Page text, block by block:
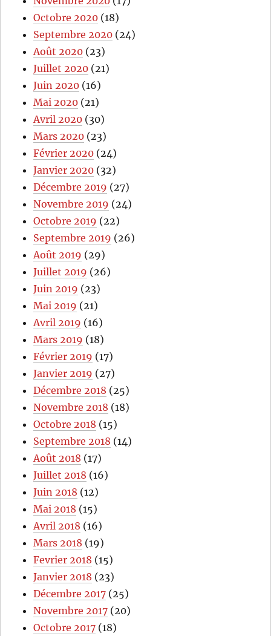
Octobre 2020 (18)
Septembre 2020 (24)
Août 2020 (23)
Juillet 2020 (21)
Juin 2020 (16)
Mai 2020 (21)
Avril 2020 (30)
Mars 2020 (23)
Février 2020 (24)
Janvier 2020 (32)
Décembre 2019 (27)
Novembre 2019 (24)
Octobre 2019 (22)
Septembre 2019 (26)
Août 2019 (29)
Juillet 2019 (26)
Juin 2019 (23)
Mai 2019 (21)
Avril 2019 (16)
Mars 2019 (18)
Février 2019 (17)
Janvier 2019 (27)
Décembre 2018 (25)
Novembre 2018 (18)
Octobre 2018 (15)
Septembre 2018 (14)
Août 2018 (17)
Juillet 2018 (16)
Juin 2018 (12)
Mai 2018 (15)
Avril 2018 (16)
Mars 2018 (19)
Fevrier 2018 (15)
Janvier 2018 (23)
Décembre 2017 (25)
Novembre 2017 (20)
Octobre 2017 (18)